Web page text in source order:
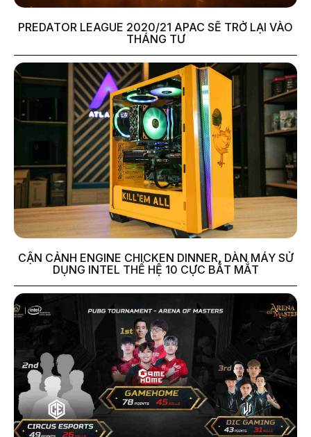
PREDATOR LEAGUE 2020/21 APAC SẼ TRỞ LẠI VÀO
THÁNG TƯ
CẬN CẢNH ENGINE CHICKEN DINNER, DÀN MÁY SỬ
DỤNG INTEL THẾ HỆ 10 CỰC BẮT MẮT